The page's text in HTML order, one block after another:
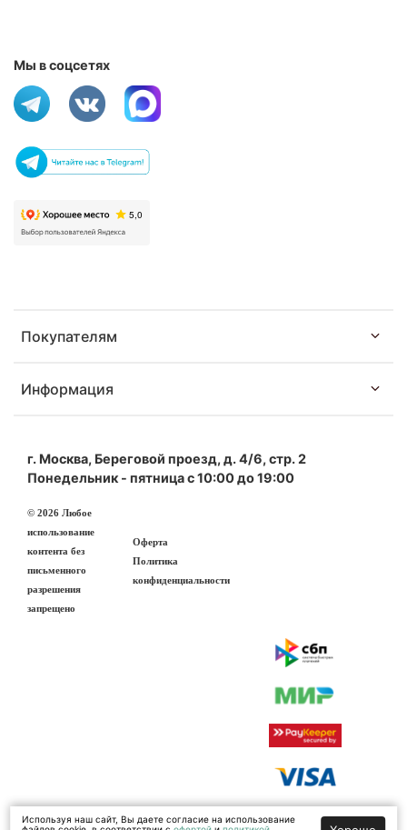
Покупателям
Информация
Мы в соцсетях
г. Москва, Береговой проезд, д. 4/6, стр. 2
Понедельник - пятница с 10:00 до 19:00
© 2026 Любое
использование
контента без
письменного
разрешения
запрещено
Оферта
Политика
конфиденциальности
Используя наш сайт, Вы даете согласие на использование